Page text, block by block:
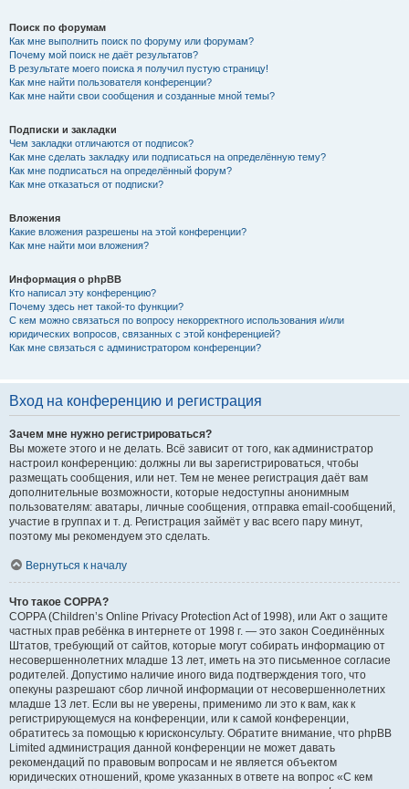
Поиск по форумам
Как мне выполнить поиск по форуму или форумам?
Почему мой поиск не даёт результатов?
В результате моего поиска я получил пустую страницу!
Как мне найти пользователя конференции?
Как мне найти свои сообщения и созданные мной темы?
Подписки и закладки
Чем закладки отличаются от подписок?
Как мне сделать закладку или подписаться на определённую тему?
Как мне подписаться на определённый форум?
Как мне отказаться от подписки?
Вложения
Какие вложения разрешены на этой конференции?
Как мне найти мои вложения?
Информация о phpBB
Кто написал эту конференцию?
Почему здесь нет такой-то функции?
С кем можно связаться по вопросу некорректного использования и/или
юридических вопросов, связанных с этой конференцией?
Как мне связаться с администратором конференции?
Вход на конференцию и регистрация
Зачем мне нужно регистрироваться?
Вы можете этого и не делать. Всё зависит от того, как администратор
настроил конференцию: должны ли вы зарегистрироваться, чтобы
размещать сообщения, или нет. Тем не менее регистрация даёт вам
дополнительные возможности, которые недоступны анонимным
пользователям: аватары, личные сообщения, отправка email-сообщений,
участие в группах и т. д. Регистрация займёт у вас всего пару минут,
поэтому мы рекомендуем это сделать.
Вернуться к началу
Что такое COPPA?
COPPA (Children’s Online Privacy Protection Act of 1998), или Акт о защите
частных прав ребёнка в интернете от 1998 г. — это закон Соединённых
Штатов, требующий от сайтов, которые могут собирать информацию от
несовершеннолетних младше 13 лет, иметь на это письменное согласие
родителей. Допустимо наличие иного вида подтверждения того, что
опекуны разрешают сбор личной информации от несовершеннолетних
младше 13 лет. Если вы не уверены, применимо ли это к вам, как к
регистрирующемуся на конференции, или к самой конференции,
обратитесь за помощью к юрисконсульту. Обратите внимание, что phpBB
Limited администрация данной конференции не может давать
рекомендаций по правовым вопросам и не является объектом
юридических отношений, кроме указанных в ответе на вопрос «С кем